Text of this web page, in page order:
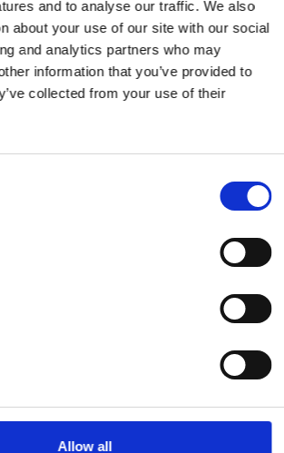
and to analyse our traffic. We also
about your use of our site with our social
and analytics partners who may
information that you’ve provided to
collected from your use of their
Allow all
- 1930 - 250 mm